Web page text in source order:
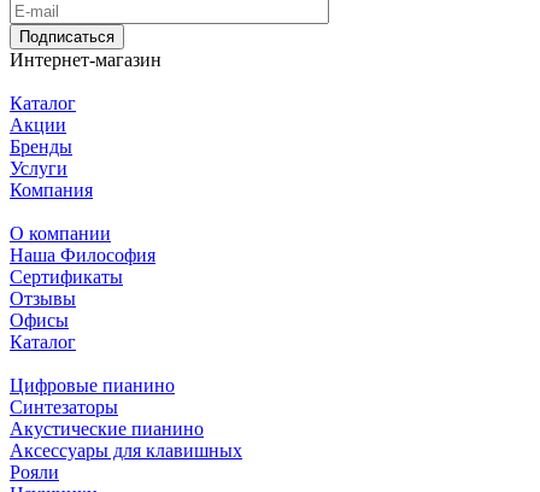
Подписаться
Интернет-магазин
Каталог
Акции
Бренды
Услуги
Компания
О компании
Наша Философия
Сертификаты
Отзывы
Офисы
Каталог
Цифровые пианино
Синтезаторы
Акустические пианино
Аксессуары для клавишных
Рояли